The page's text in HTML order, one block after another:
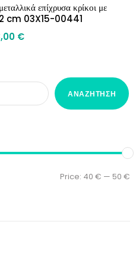
επίχρυσα κρίκοι με
cm 03X15-00441
€
ΑΝΑΖΉΤΗΣΗ
Price: 40 € — 50 €